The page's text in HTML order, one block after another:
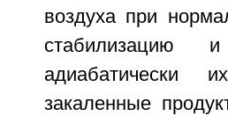
воздуха при
стабилизацию
адиабатически
закаленные